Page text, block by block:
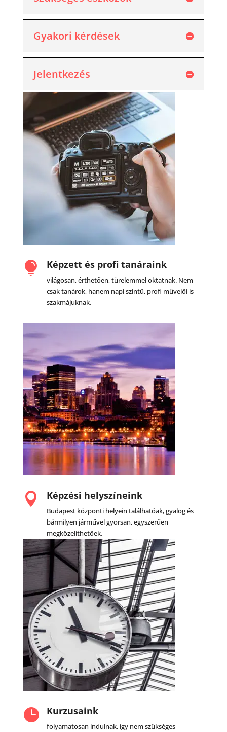
Gyakori kérdések
Jelentkezés
 Képzett és profi tanáraink
világosan, érthetően, türelemmel oktatnak. Nem
csak tanárok, hanem napi szintű, profi művelői is
szakmájuknak.
 Képzési helyszíneink
Budapest központi helyein találhatóak, gyalog és
bármilyen járművel gyorsan, egyszerűen
megközelíthetőek.
 Kurzusaink
folyamatosan indulnak, így nem szükséges